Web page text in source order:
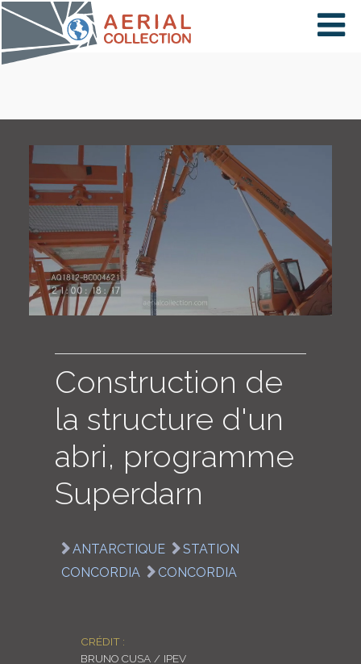
×
CARTE
COLLECTIONS
LOGIN
ENGLISH
Construction de
la structure d'un
abri, programme
Superdarn
ANTARCTIQUE
STATION
CONCORDIA
CONCORDIA
CRÉDIT :
BRUNO CUSA / IPEV